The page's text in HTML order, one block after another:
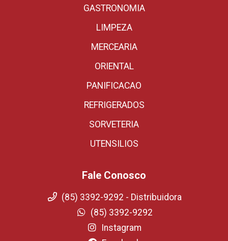
GASTRONOMIA
LIMPEZA
MERCEARIA
ORIENTAL
PANIFICACAO
REFRIGERADOS
SORVETERIA
UTENSILIOS
Fale Conosco
(85) 3392-9292 - Distribuidora
(85) 3392-9292
Instagram